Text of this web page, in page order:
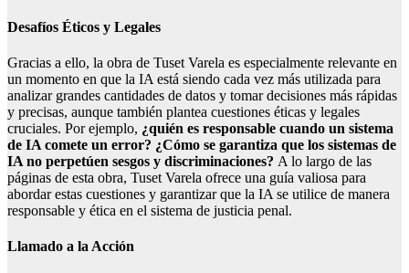
Desafíos Éticos y Legales
Gracias a ello, la obra de Tuset Varela es especialmente relevante en
un momento en que la IA está siendo cada vez más utilizada para
analizar grandes cantidades de datos y tomar decisiones más rápidas
y precisas, aunque también plantea cuestiones éticas y legales
cruciales. Por ejemplo, ¿quién es responsable cuando un sistema
de IA comete un error? ¿Cómo se garantiza que los sistemas de
IA no perpetúen sesgos y discriminaciones? A lo largo de las
páginas de esta obra, Tuset Varela ofrece una guía valiosa para
abordar estas cuestiones y garantizar que la IA se utilice de manera
responsable y ética en el sistema de justicia penal.
Llamado a la Acción